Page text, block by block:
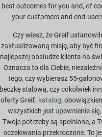
best outcomes for you and, of
your customers and end-
Czy wiesz, że Greif
zaktualizowaną misję, aby być
najlepszej obsłudze klienta na
Oznacza to dla Ciebie,
tego, czy wybierasz 55-
beczkę stalową, czy cokolwiek
oferty Greif. katalog,
wszystkich jest upewnienie się,
Twoje potrzeby są spełnione, a
oczekiwania przekroczone. To